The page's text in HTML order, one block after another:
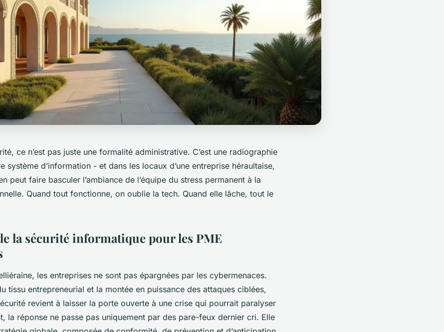
ce n’est pas juste une formalité administrative. C’est une radiographie
système d’information - et dans les locaux d’une entreprise héraultaise,
peut faire basculer l’ambiance de l’équipe du stress permanent à la
Quand tout fonctionne, on oublie la tech. Quand elle lâche, tout le
la sécurité informatique pour les PME
les entreprises ne sont pas épargnées par les cybermenaces.
tissu entrepreneurial et la montée en puissance des attaques ciblées,
revient à laisser la porte ouverte à une crise qui pourrait paralyser
la réponse ne passe pas uniquement par des pare-feux dernier cri. Elle